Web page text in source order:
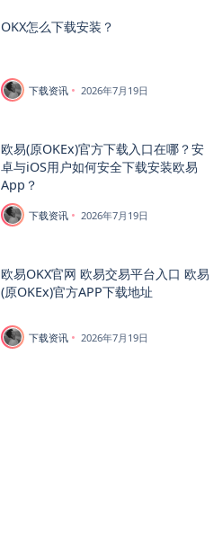
OKX怎么下载安装？
下载资讯 2026年7月19日
欧易(原OKEx)官方下载入口在哪？安
卓与iOS用户如何安全下载安装欧易
App？
下载资讯 2026年7月19日
欧易OKX官网 欧易交易平台入口 欧易
(原OKEx)官方APP下载地址
下载资讯 2026年7月19日